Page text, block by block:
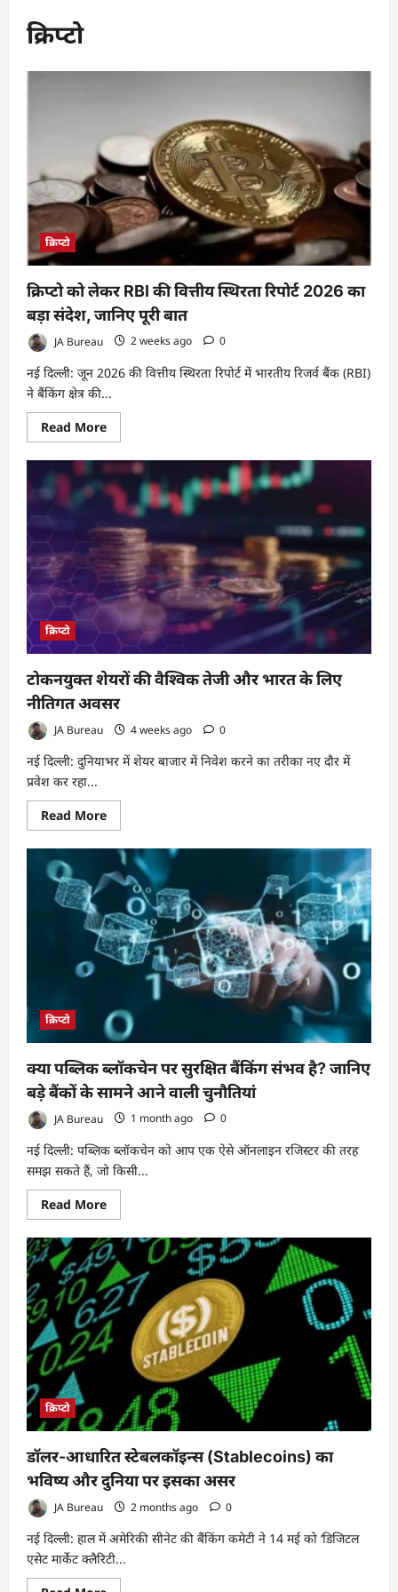
क्रिप्टो
क्रिप्टो
क्रिप्टो को लेकर RBI की वित्तीय स्थिरता रिपोर्ट 2026 का
बड़ा संदेश, जानिए पूरी बात
JA Bureau 2 weeks ago 0
नई दिल्ली: जून 2026 की वित्तीय स्थिरता रिपोर्ट में भारतीय रिजर्व बैंक (RBI)
ने बैंकिंग क्षेत्र की...
Read MoreRead
more
क्रिप्टो
को
लेकर
RBI
की
वित्तीय
स्थिरता
रिपोर्ट
2026
का
बड़ा
संदेश,
जानिए
पूरी
बात
क्रिप्टो
टोकनयुक्त शेयरों की वैश्विक तेजी और भारत के लिए
नीतिगत अवसर
JA Bureau 4 weeks ago 0
नई दिल्ली: दुनियाभर में शेयर बाजार में निवेश करने का तरीका नए दौर में
प्रवेश कर रहा...
Read MoreRead
more
टोकनयुक्त
शेयरों
की
वैश्विक
तेजी
और
भारत
के
लिए
नीतिगत
क्रिप्टो
क्या पब्लिक ब्लॉकचेन पर सुरक्षित बैंकिंग संभव है? जानिए
बड़े बैंकों के सामने आने वाली चुनौतियां
JA Bureau 1 month ago 0
नई दिल्ली: पब्लिक ब्लॉकचेन को आप एक ऐसे ऑनलाइन रजिस्टर की तरह
समझ सकते हैं, जो किसी...
Read MoreRead
more
क्या
पब्लिक
ब्लॉकचेन
पर
सुरक्षित
बैंकिंग
संभव
है?
जानिए
बड़े
वाली
चुनौतियां
क्रिप्टो
डॉलर-आधारित स्टेबलकॉइन्स (Stablecoins) का
भविष्य और दुनिया पर इसका असर
JA Bureau 2 months ago 0
नई दिल्ली: हाल में अमेरिकी सीनेट की बैंकिंग कमेटी ने 14 मई को ‘डिजिटल
एसेट मार्केट क्लैरिटी...